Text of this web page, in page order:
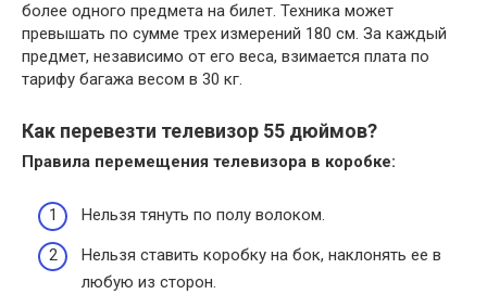
более одного предмета на билет. Техника может
превышать по сумме трех измерений 180 см. За каждый
предмет, независимо от его веса, взимается плата по
тарифу багажа весом в 30 кг.
Как перевезти телевизор 55 дюймов?
Правила перемещения телевизора в коробке:
Нельзя тянуть по полу волоком.
Нельзя ставить коробку на бок, наклонять ее в
любую из сторон.